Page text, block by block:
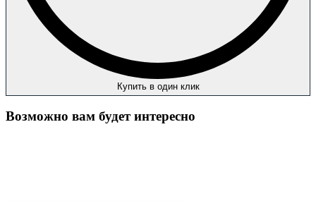
Купить в один клик
Возможно вам будет интересно